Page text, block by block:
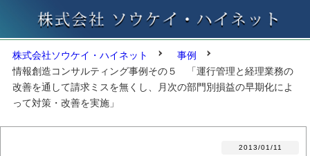
株式会社ソウケイ・ハイネット
事例
情報創造コンサルティング事例その５ 「運行管理と経理業務の
改善を通して請求ミスを無くし、月次の部門別損益の早期化によ
って対策・改善を実施」
2013/01/11